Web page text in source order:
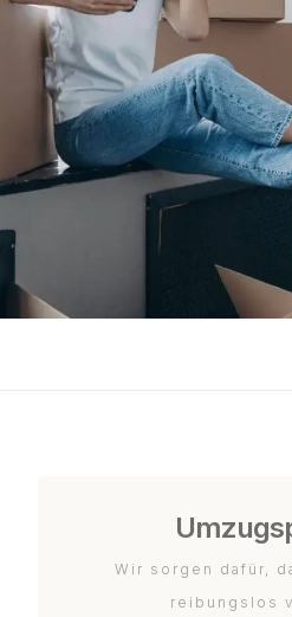
Wir sorgen dafür,
reibungslos